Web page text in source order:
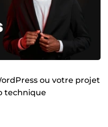
ou votre projet
technique